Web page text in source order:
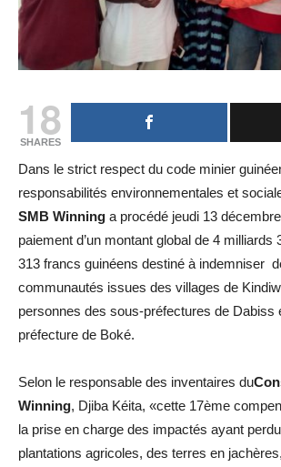
18
SHARES
Dans le strict respect du code minier
responsabilités environnementales et
SMB Winning a procédé jeudi 13
paiement d’un montant global de 4 milliards
313 francs guinéens destiné à indemniser
communautés issues des villages de
personnes des sous-préfectures de Dabiss
préfecture de Boké.
Selon le responsable des inventaires du
Winning, Djiba Kéita, «cette 17ème
la prise en charge des impactés ayant
plantations agricoles, des terres en